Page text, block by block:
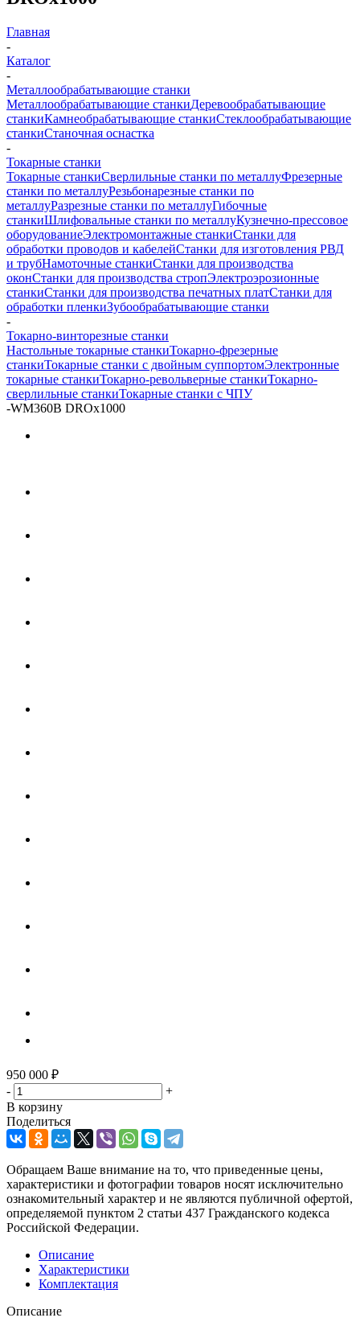
Главная
-
Каталог
-
Металлообрабатывающие станки
Металлообрабатывающие станкиДеревообрабатывающие
станкиКамнеобрабатывающие станкиСтеклообрабатывающие
станкиСтаночная оснастка
-
Токарные станки
Токарные станкиСверлильные станки по металлуФрезерные
станки по металлуРезьбонарезные станки по
металлуРазрезные станки по металлуГибочные
станкиШлифовальные станки по металлуКузнечно-прессовое
оборудованиеЭлектромонтажные станкиСтанки для
обработки проводов и кабелейСтанки для изготовления РВД
и трубНамоточные станкиСтанки для производства
оконСтанки для производства стропЭлектроэрозионные
станкиСтанки для производства печатных платСтанки для
обработки пленкиЗубообрабатывающие станки
-
Токарно-винторезные станки
Настольные токарные станкиТокарно-фрезерные
станкиТокарные станки с двойным суппортомЭлектронные
токарные станкиТокарно-револьверные станкиТокарно-
сверлильные станкиТокарные станки с ЧПУ
-WM360B DROх1000
950 000 ₽
-
+
В корзину
Поделиться
Обращаем Ваше внимание на то, что приведенные цены,
характеристики и фотографии товаров носят исключительно
ознакомительный характер и не являются публичной офертой,
определяемой пунктом 2 статьи 437 Гражданского кодекса
Российской Федерации.
Описание
Характеристики
Комплектация
Описание